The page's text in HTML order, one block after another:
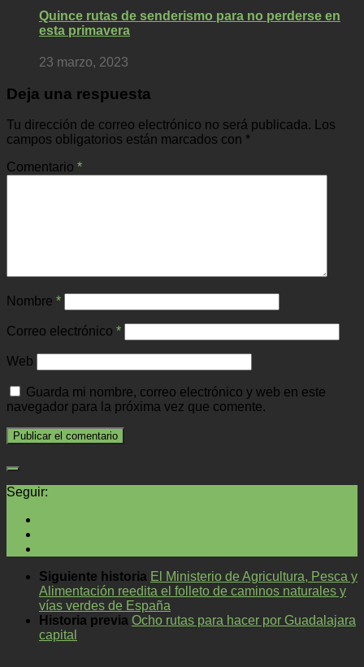
Quince rutas de senderismo para no perderse en
esta primavera
23 marzo, 2023
Deja una respuesta
Tu dirección de correo electrónico no será publicada.
Los
campos obligatorios están marcados con *
Comentario *
Nombre *
Correo electrónico *
Web
Guarda mi nombre, correo electrónico y web en este
navegador para la próxima vez que comente.
Seguir:
Siguiente historia El Ministerio de Agricultura, Pesca y
Alimentación reedita el folleto de caminos naturales y
vías verdes de España
Historia previa Ocho rutas para hacer por Guadalajara
capital